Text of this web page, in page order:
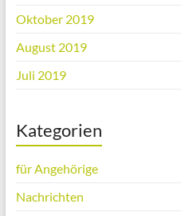
Oktober 2019
August 2019
Juli 2019
Kategorien
für Angehörige
Nachrichten